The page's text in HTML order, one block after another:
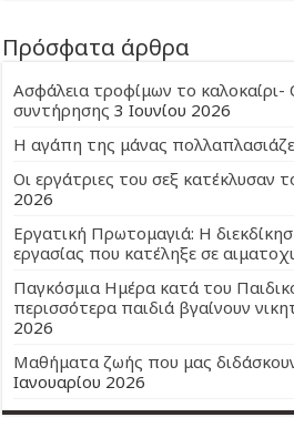
Πρόσφατα άρθρα
Ασφάλεια τροφίμων το καλοκαίρι-
συντήρησης 3 Ιουνίου 2026
Η αγάπη της μάνας
Οι εργάτριες του σεξ κατέκλυσαν
2026
Εργατική Πρωτομαγιά: Η
εργασίας που κατέληξε σε
Παγκόσμια Ημέρα κατά του
περισσότερα παιδιά βγαίνουν
2026
Μαθήματα ζωής που μας
Ιανουαρίου 2026